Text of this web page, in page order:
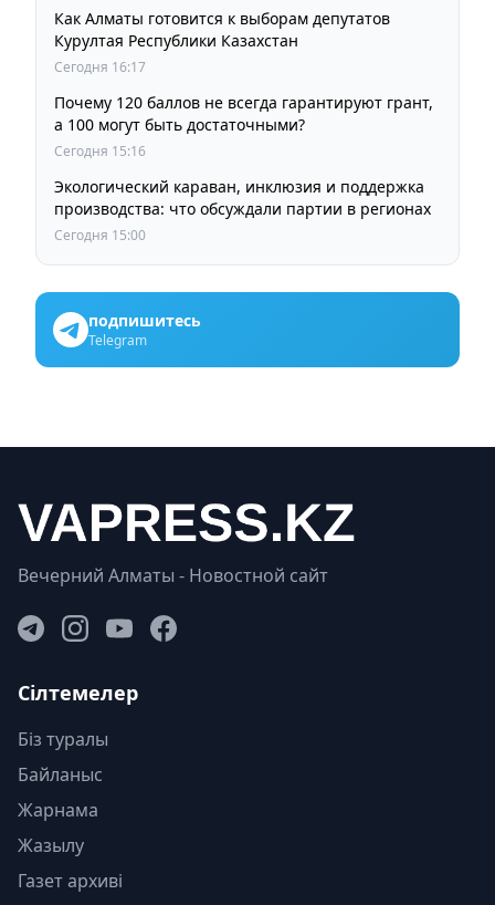
Как Алматы готовится к выборам депутатов
Курултая Республики Казахстан
Сегодня 16:17
Почему 120 баллов не всегда гарантируют грант,
а 100 могут быть достаточными?
Сегодня 15:16
Экологический караван, инклюзия и поддержка
производства: что обсуждали партии в регионах
Сегодня 15:00
подпишитесь
Telegram
Вечерний Алматы - Новостной сайт
Сілтемелер
Біз туралы
Байланыс
Жарнама
Жазылу
Газет архиві